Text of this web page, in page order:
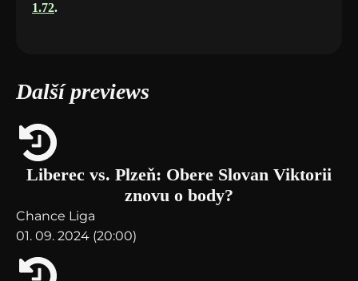
1.72.
Další previews
Liberec vs. Plzeň: Obere Slovan Viktorii
znovu o body?
Chance Liga
01. 09. 2024 (20:00)